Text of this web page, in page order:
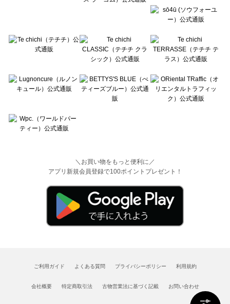
＼お買い物をもっと便利に／
アプリ新規会員登録で100ポイントプレゼント！
ご利用ガイド よくある質問 プライバシーポリシー 利用規約
会社概要 特定商取引法 古物営業法に基づく記載 お問い合わせ